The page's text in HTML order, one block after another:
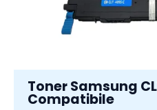
Toner Samsung
Compatibile